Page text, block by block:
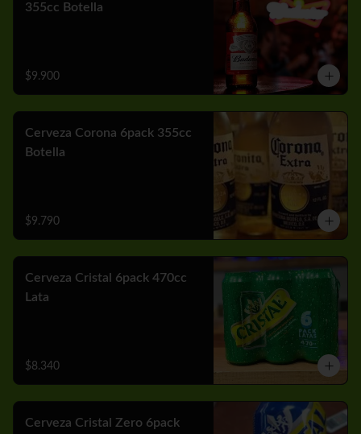
355cc Botella
$9.900
Cerveza Corona 6pack 355cc
Botella
$9.790
Cerveza Cristal 6pack 470cc
Lata
$8.340
Cerveza Cristal Zero 6pack